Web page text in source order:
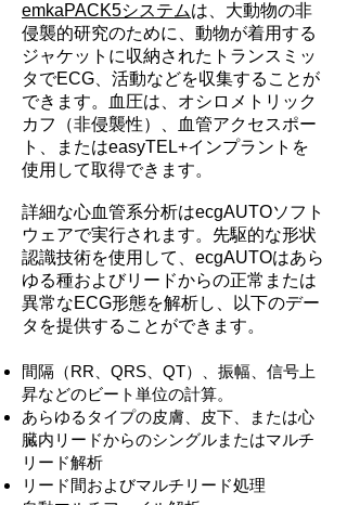
emkaPACK5システムは、大動物の非
侵襲的研究のために、動物が着用する
ジャケットに収納されたトランスミッ
タでECG、活動などを収集することが
できます。血圧は、オシロメトリック
カフ（非侵襲性）、血管アクセスポー
ト、またはeasyTEL+インプラントを
使用して取得できます。
詳細な心血管系分析はecgAUTOソフト
ウェアで実行されます。先駆的な形状
認識技術を使用して、ecgAUTOはあら
ゆる種およびリードからの正常または
異常なECG形態を解析し、以下のデー
タを提供することができます。
間隔（RR、QRS、QT）、振幅、信号上
昇などのビート単位の計算。
あらゆるタイプの皮膚、皮下、または心
臓内リードからのシングルまたはマルチ
リード解析
リード間およびマルチリード処理